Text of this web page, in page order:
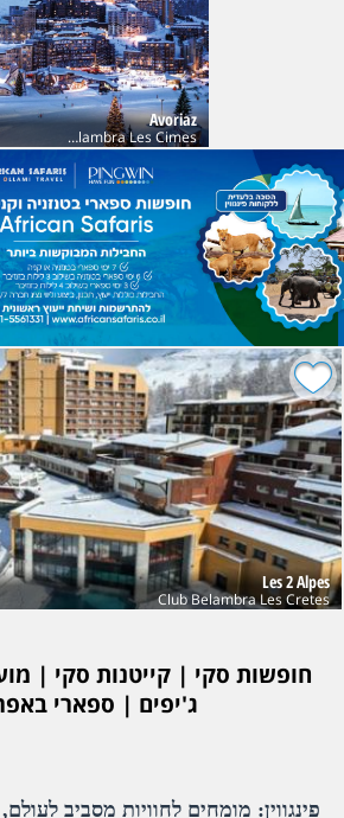
Avoriaz
Club Belambra Les Cimes
Les 2 Alpes
Club Belambra Les Cretes
חופשות סקי | קייטנות סקי |
ג'יפים | ספארי
פינגווין: מומחים לחוויות מסביב